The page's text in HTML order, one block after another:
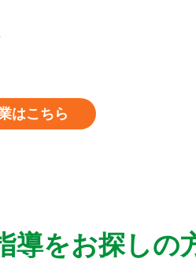
はこちら
導をお探しの